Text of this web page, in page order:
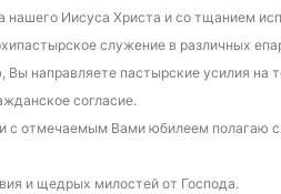
нашего Иисуса Христа и со тщанием
служение в различных
направляете пастырские усилия
согласие.
с отмечаемым Вами юбилеем полагаю
и щедрых милостей от Господа.